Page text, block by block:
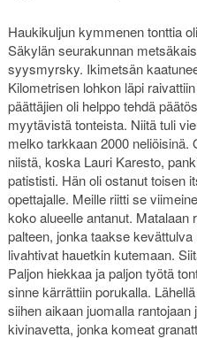
Haukikuljun kymmenen tonttia
Säkylän seurakunnan
syysmyrsky. Ikimetsän
Kilometrisen lohkon läpi
päättäjien oli helppo tehdä
myytävistä tonteista. Niitä tuli
melko tarkkaan 2000
niistä, koska Lauri Karesto,
patististi. Hän oli ostanut toisen
opettajalle. Meille riitti se
koko alueelle antanut.
palteen, jonka taakse
livahtivat hauetkin kutemaan.
Paljon hiekkaa ja paljon työtä
sinne kärrättiin porukalla.
siihen aikaan juomalla
kivinavetta, jonka komeat